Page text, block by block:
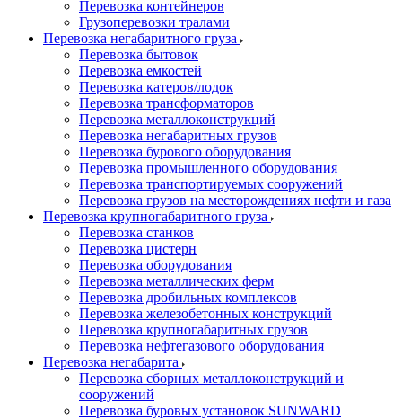
Перевозка контейнеров
Грузоперевозки тралами
Перевозка негабаритного груза
Перевозка бытовок
Перевозка емкостей
Перевозка катеров/лодок
Перевозка трансформаторов
Перевозка металлоконструкций
Перевозка негабаритных грузов
Перевозка бурового оборудования
Перевозка промышленного оборудования
Перевозка транспортируемых сооружений
Перевозка грузов на месторождениях нефти и газа
Перевозка крупногабаритного груза
Перевозка станков
Перевозка цистерн
Перевозка оборудования
Перевозка металлических ферм
Перевозка дробильных комплексов
Перевозка железобетонных конструкций
Перевозка крупногабаритных грузов
Перевозка нефтегазового оборудования
Перевозка негабарита
Перевозка сборных металлоконструкций и
сооружений
Перевозка буровых установок SUNWARD